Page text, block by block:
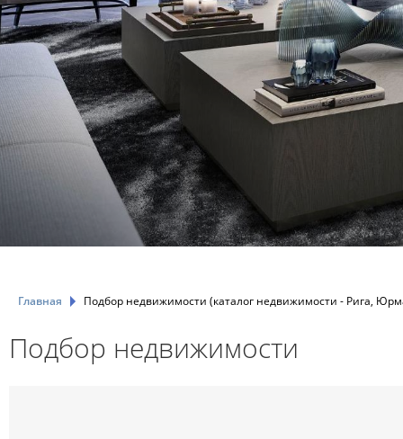
Главная Подбор недвижимости (каталог недвижимости - Рига,
Подбор недвижимости